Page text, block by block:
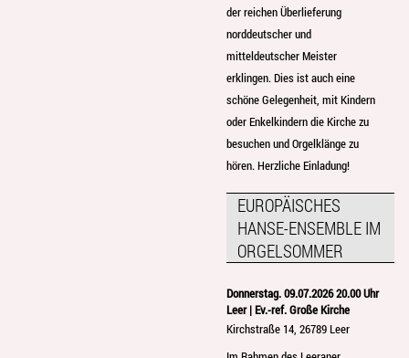
der reichen Überlieferung
norddeutscher und
mitteldeutscher Meister
erklingen. Dies ist auch eine
schöne Gelegenheit, mit Kindern
oder Enkelkindern die Kirche zu
besuchen und Orgelklänge zu
hören. Herzliche Einladung!
EUROPÄISCHES
HANSE-ENSEMBLE IM
ORGELSOMMER
Donnerstag. 09.07.2026 20.00 Uhr
Leer | Ev.-ref. Große Kirche
Kirchstraße 14, 26789 Leer